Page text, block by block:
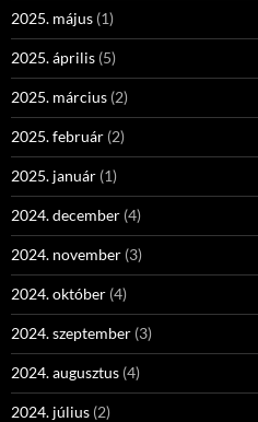
2025. május (1)
2025. április (5)
2025. március (2)
2025. február (2)
2025. január (1)
2024. december (4)
2024. november (3)
2024. október (4)
2024. szeptember (3)
2024. augusztus (4)
2024. július (2)